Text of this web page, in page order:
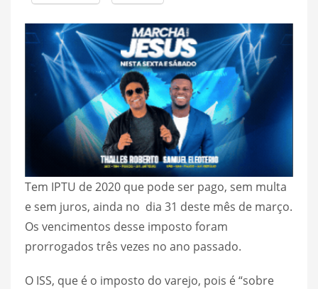
Tem IPTU de 2020 que pode ser pago, sem multa
e sem juros, ainda no dia 31 deste mês de março.
Os vencimentos desse imposto foram
prorrogados três vezes no ano passado.
O ISS, que é o imposto do varejo, pois é “sobre